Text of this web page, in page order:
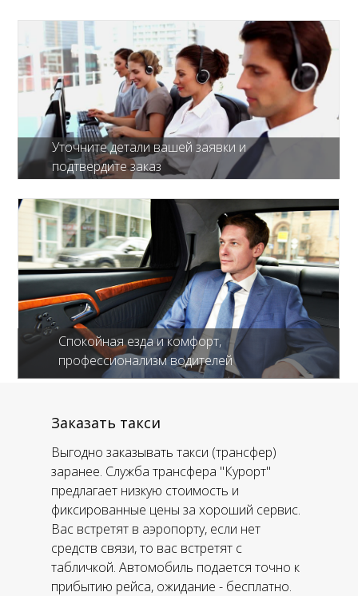
Уточните детали вашей заявки и
подтвердите заказ
Спокойная езда и комфорт,
профессионализм водителей
Выгодно заказывать такси (трансфер)
заранее. Служба трансфера "Курорт"
предлагает низкую стоимость и
фиксированные цены за хороший сервис.
Вас встретят в аэропорту, если нет
средств связи, то вас встретят с
табличкой. Автомобиль подается точно к
прибытию рейса, ожидание - бесплатно.
Заказать такси